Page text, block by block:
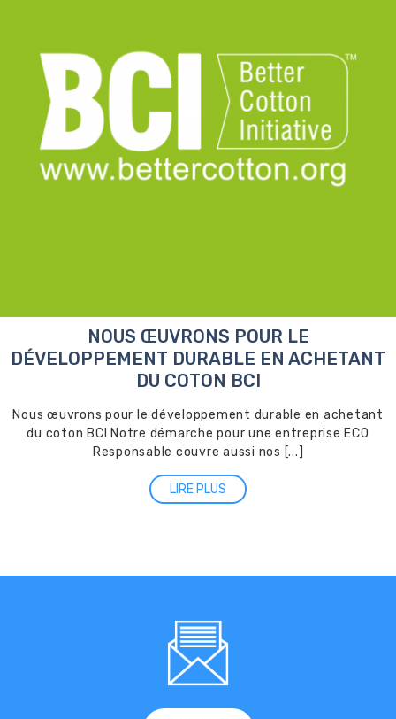
NOUS ŒUVRONS POUR LE
DÉVELOPPEMENT DURABLE EN ACHETANT
DU COTON BCI
Nous œuvrons pour le développement durable en achetant
du coton BCI Notre démarche pour une entreprise ECO
Responsable couvre aussi nos [...]
LIRE PLUS